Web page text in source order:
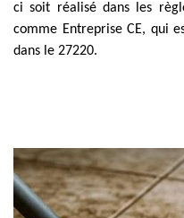
ci soit réalisé dans les
comme Entreprise CE, qui
dans le 27220.